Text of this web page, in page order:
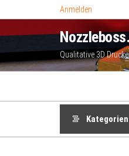
Anmelden
Qualitative 3D
Kategorien